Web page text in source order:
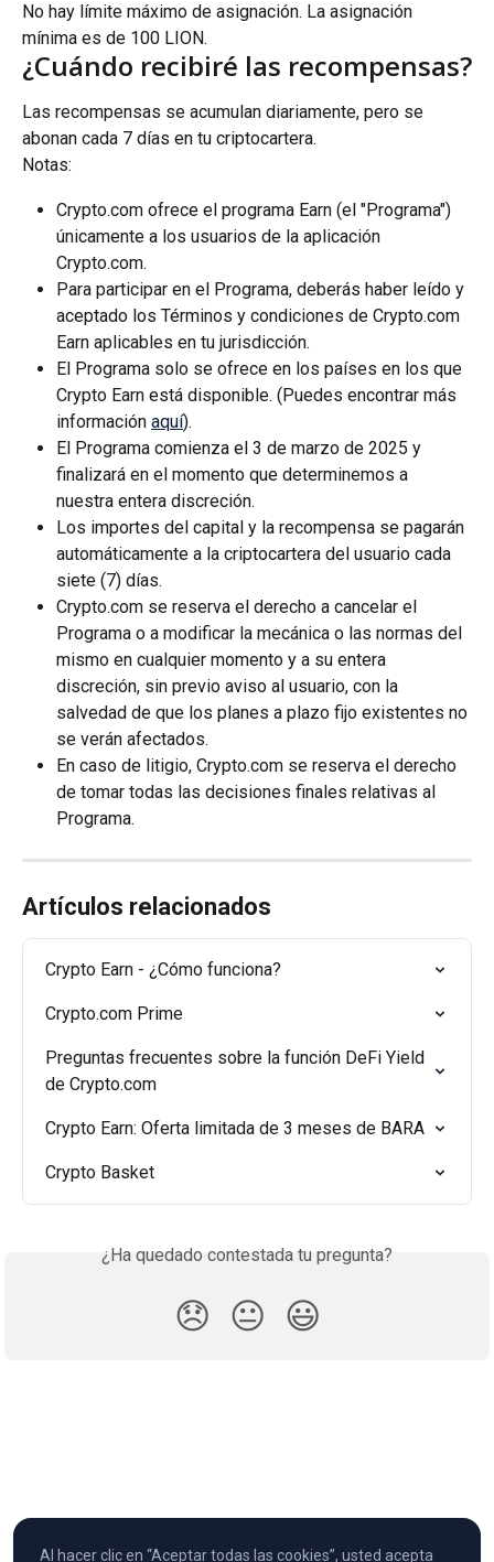
No hay límite máximo de asignación. La asignación
mínima es de 100 LION.
¿Cuándo recibiré las recompensas?
Las recompensas se acumulan diariamente, pero se
abonan cada 7 días en tu criptocartera.
Notas:
Crypto.com ofrece el programa Earn (el "Programa")
únicamente a los usuarios de la aplicación
Crypto.com.
Para participar en el Programa, deberás haber leído y
aceptado los Términos y condiciones de Crypto.com
Earn aplicables en tu jurisdicción.
El Programa solo se ofrece en los países en los que
Crypto Earn está disponible. (Puedes encontrar más
información aquí).
El Programa comienza el 3 de marzo de 2025 y
finalizará en el momento que determinemos a
nuestra entera discreción.
Los importes del capital y la recompensa se pagarán
automáticamente a la criptocartera del usuario cada
siete (7) días.
Crypto.com se reserva el derecho a cancelar el
Programa o a modificar la mecánica o las normas del
mismo en cualquier momento y a su entera
discreción, sin previo aviso al usuario, con la
salvedad de que los planes a plazo fijo existentes no
se verán afectados.
En caso de litigio, Crypto.com se reserva el derecho
de tomar todas las decisiones finales relativas al
Programa.
Artículos relacionados
Crypto Earn - ¿Cómo funciona?
Crypto.com Prime
Preguntas frecuentes sobre la función DeFi Yield
de Crypto.com
Crypto Earn: Oferta limitada de 3 meses de BARA
Crypto Basket
¿Ha quedado contestada tu pregunta?
😞 😐 😃
Al hacer clic en “Aceptar todas las cookies”, usted acepta